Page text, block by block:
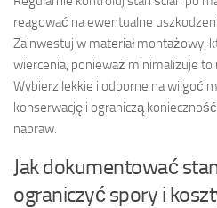
reagować na ewentualne
Zainwestuj w materiał montażowy,
wiercenia, ponieważ minimalizuje to
Wybierz lekkie i odporne na wilgoć
konserwację i ograniczą
napraw.
Jak dokumentować
ograniczyć spory i